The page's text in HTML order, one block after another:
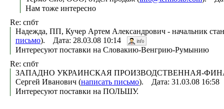
Нам тоже интересно
Re: спбт
Надежда, ПП, Кучер Артем Александрович - начальник
письмо). Дата: 28.03.08 10:14
Интересуют поставки на Словакию-Венгрию-Румынию
Re: спбт
ЗАПАДНО УКРАИНСКАЯ ПРОИЗВОДСТВЕННАЯ-
Сергей Иванович (написать письмо). Дата: 31.03.08
Интересуют поставки на ПОЛЬШУ.